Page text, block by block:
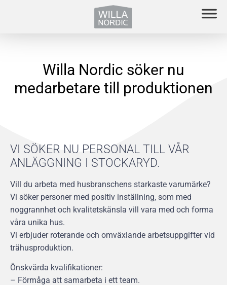
Willa Nordic söker nu
medarbetare till produktionen
VI SÖKER NU PERSONAL TILL VÅR
ANLÄGGNING I STOCKARYD.
Vill du arbeta med husbranschens starkaste varumärke?
Vi söker personer med positiv inställning, som med
noggrannhet och kvalitetskänsla vill vara med och forma
våra unika hus.
Vi erbjuder roterande och omväxlande arbetsuppgifter vid
trähusproduktion.
Önskvärda kvalifikationer:
– Förmåga att samarbeta i ett team.